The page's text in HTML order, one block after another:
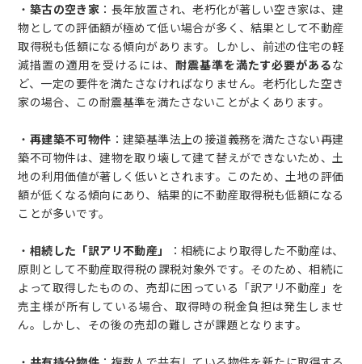
・ 築古の空き家 ：長年放置され、老朽化が著しい空き家は、建
物としての評価額が極めて低い場合が多く、結果として不動産
取得税も低額になる傾向があります。しかし、前述の住宅の軽
減措置の適用を受けるには、 耐震基準を満たす必要があるな
ど、一定の要件を満たさなければなりません。老朽化した空き
家の場合、この耐震基準を満たさないことがよくあります。
・ 再建築不可物件 ：建築基準法上の接道義務を満たさない再建
築不可物件は、建物を取り壊して建て替えができないため、土
地の利用価値が著しく低いとされます。このため、土地の評価
額が低くなる傾向にあり、結果的に不動産取得税も低額になる
ことが多いです。
・ 相続した「訳アリ不動産」
：相続により取得した不動産は、
原則として不動産取得税の課税対象外です。そのため、相続に
よって取得したものの、売却に困っている「訳アリ不動産」を
売主様が所有している場合、取得時の税金負担は発生しませ
ん。しかし、その後の売却の難しさが課題となります。